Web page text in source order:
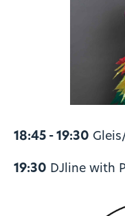
18:45 - 19:30
19:30 DJline with